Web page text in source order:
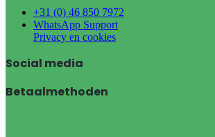
+31 (0) 46 850 7972
WhatsApp Support
Privacy en cookies
Social media
Betaalmethoden